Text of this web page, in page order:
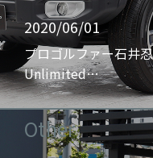
2020/06/01
プロゴルファー石井
Unlimited…
Other